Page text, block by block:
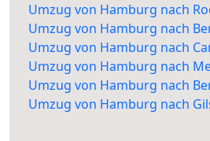
Umzug von Hamburg nach
Umzug von Hamburg nach
Umzug von Hamburg nach
Umzug von Hamburg nach
Umzug von Hamburg nach
Umzug von Hamburg nach